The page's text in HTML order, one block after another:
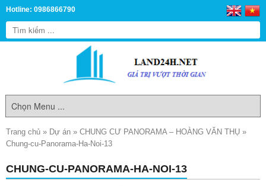
Hotline: 0986866790
Trang chủ » Dự án » CHUNG CƯ PANORAMA – HOÀNG VĂN THỤ »
Chung-cu-Panorama-Ha-Noi-13
CHUNG-CU-PANORAMA-HA-NOI-13